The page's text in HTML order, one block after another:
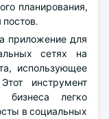
планирования,
приложение для
сетях на
использующее
инструмент
бизнеса легко
в социальных